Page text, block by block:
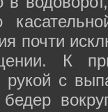
почти
К
рукой с
бедер